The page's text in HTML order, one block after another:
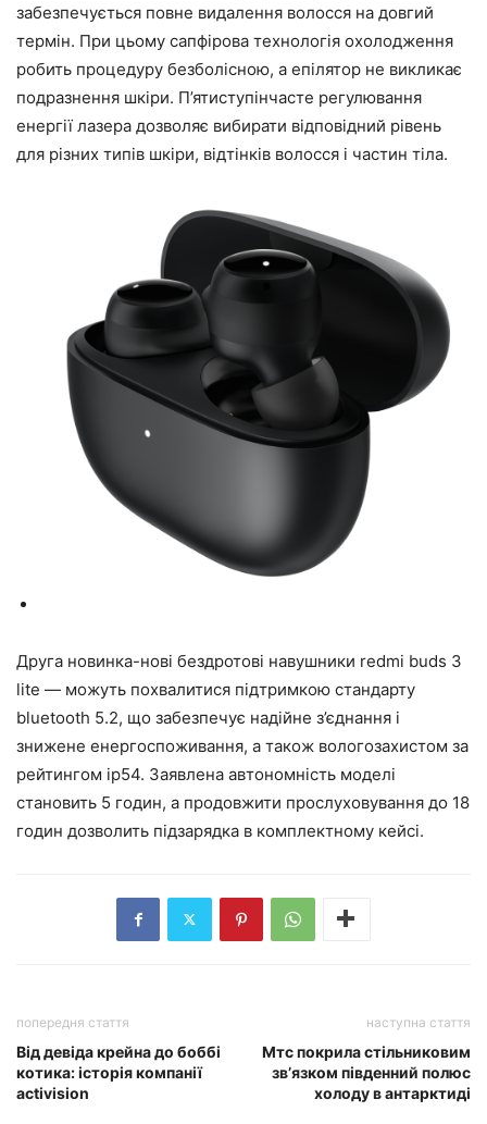
забезпечується повне видалення волосся на довгий
термін. При цьому сапфірова технологія охолодження
робить процедуру безболісною, а епілятор не викликає
подразнення шкіри. П’ятиступінчасте регулювання
енергії лазера дозволяє вибирати відповідний рівень
для різних типів шкіри, відтінків волосся і частин тіла.
Друга новинка-нові бездротові навушники redmi buds 3
lite — можуть похвалитися підтримкою стандарту
bluetooth 5.2, що забезпечує надійне з’єднання і
знижене енергоспоживання, а також вологозахистом за
рейтингом ip54. Заявлена автономність моделі
становить 5 годин, а продовжити прослуховування до 18
годин дозволить підзарядка в комплектному кейсі.
попередня стаття
Від девіда крейна до боббі
котика: історія компанії
activision
наступна стаття
Мтс покрила стільниковим
зв’язком південний полюс
холоду в антарктиді